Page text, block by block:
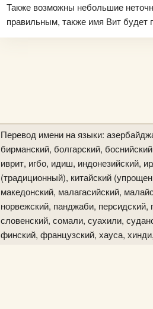
Также возможны небольшие
правильным, также имя Вит будет
Перевод имени на языки:
бирманский, болгарский,
иврит, игбо, идиш, индонезийский,
(традиционный), китайский
македонский, малагасийский,
норвежский, панджаби, персидский,
словенский, сомали, суахили,
финский, французский, хауса,